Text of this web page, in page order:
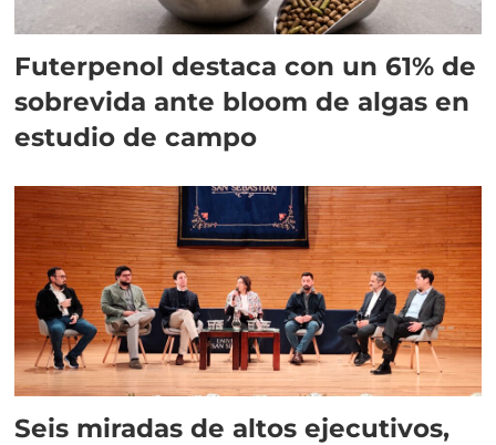
Futerpenol destaca con un 61% de
sobrevida ante bloom de algas en
estudio de campo
Seis miradas de altos ejecutivos,